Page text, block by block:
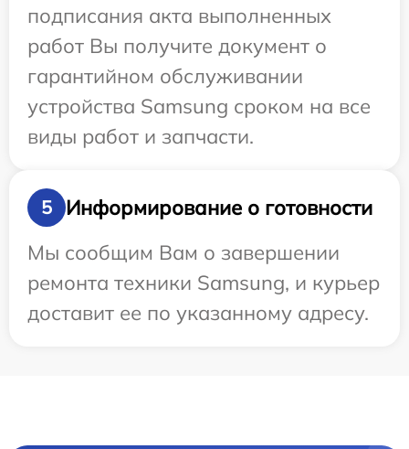
подписания акта выполненных
работ Вы получите документ о
гарантийном обслуживании
устройства Samsung сроком на все
виды работ и запчасти.
5
Информирование о готовности
Мы сообщим Вам о завершении
ремонта техники Samsung, и курьер
доставит ее по указанному адресу.